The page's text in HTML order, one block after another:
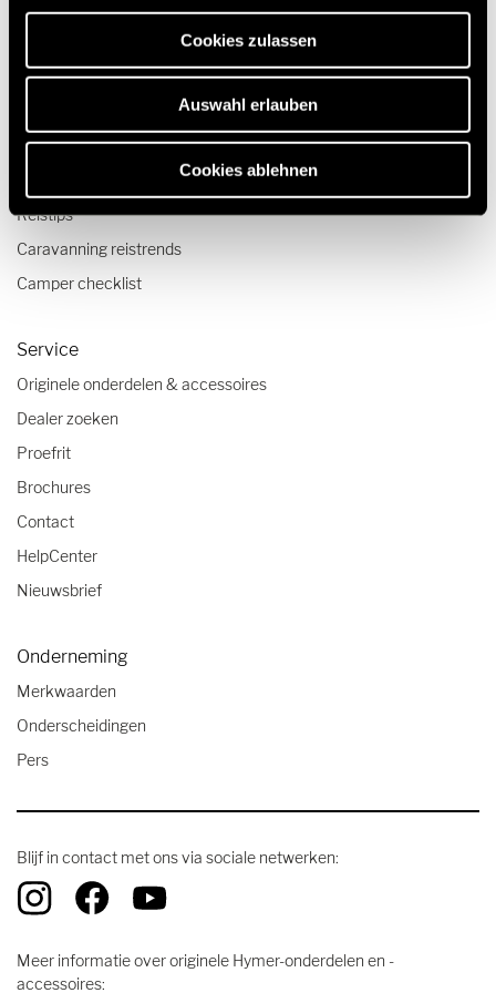
erforderlich sind.
Cookies zulassen
Auswahl erlauben
Cookies ablehnen
Technologie & Innovatie
Quickstart campervideo's
Camper en Campervan Configurator
Reizen & Beleven
Reistips
Caravanning reistrends
Camper checklist
Service
Originele onderdelen & accessoires
Dealer zoeken
Proefrit
Brochures
Contact
HelpCenter
Nieuwsbrief
Onderneming
Merkwaarden
Onderscheidingen
Pers
Blijf in contact met ons via sociale netwerken:
Meer informatie over originele Hymer-onderdelen en -
accessoires: